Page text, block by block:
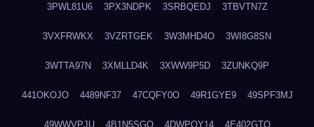
3PWL81U6 3PX3NDPK 3SRBQEDJ 3TBVTN7Z
3VXFRWKX 3VZRTGEK 3W3MHD4O 3WI8G8SN
3WTTA97N 3XMLLD4K 3XWW9P5D 3ZUNKQ9P
441OKOJO 4489NF37 47CQFY0O 49R1GYE9 49SPF3MJ
49WWVPJU 4B1N5SGO 4DWPQY14 4E402GTO